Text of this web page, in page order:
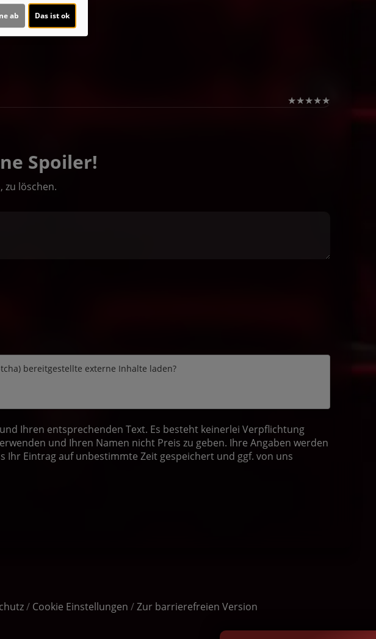
★★★★★
Spoiler!
zu löschen.
bereitgestellte externe Inhalte laden?
Ihren entsprechenden Text. Es besteht keinerlei Verpflichtung
und Ihren Namen nicht Preis zu geben. Ihre Angaben werden
Eintrag auf unbestimmte Zeit gespeichert und ggf. von uns
/ Cookie Einstellungen /Zur barrierefreien Version
ab Das ist ok